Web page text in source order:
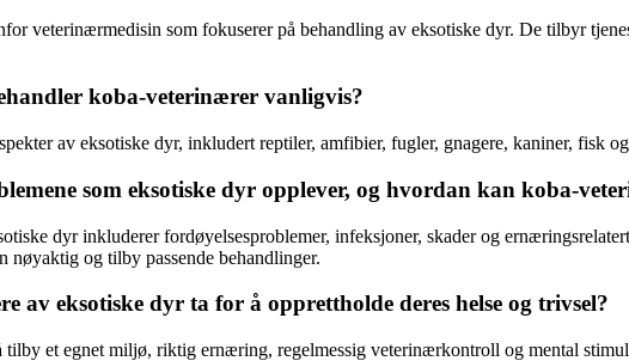
veterinærmedisin som fokuserer på behandling av eksotiske dyr. De tilbyr
koba-veterinærer vanligvis?
av eksotiske dyr, inkludert reptiler, amfibier, fugler, gnagere, kaniner, fisk
som eksotiske dyr opplever, og hvordan kan koba-
dyr inkluderer fordøyelsesproblemer, infeksjoner, skader og
nøyaktig og tilby passende behandlinger.
av eksotiske dyr ta for å opprettholde deres helse og trivsel?
tilby et egnet miljø, riktig ernæring, regelmessig veterinærkontroll og mental